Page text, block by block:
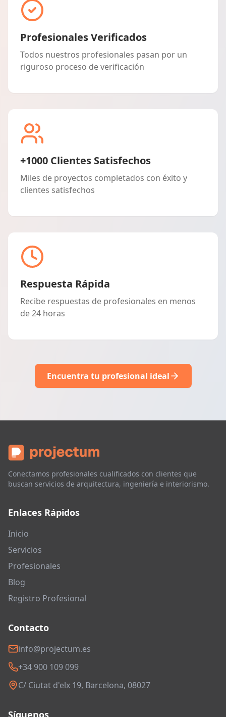
Profesionales Verificados
Todos nuestros profesionales pasan por un
riguroso proceso de verificación
+1000 Clientes Satisfechos
Miles de proyectos completados con éxito y
clientes satisfechos
Respuesta Rápida
Recibe respuestas de profesionales en menos
de 24 horas
Encuentra tu profesional ideal
Conectamos profesionales cualificados con clientes que
buscan servicios de arquitectura, ingeniería e interiorismo.
Enlaces Rápidos
Inicio
Servicios
Profesionales
Blog
Registro Profesional
Contacto
info@projectum.es
+34 900 109 099
C/ Ciutat d'elx 19, Barcelona, 08027
Síguenos